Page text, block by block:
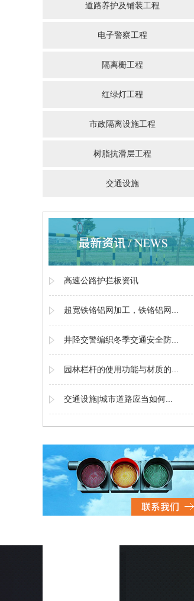
道路养护及铺装工程
电子警察工程
隔离栅工程
红绿灯工程
市政隔离设施工程
树脂抗滑层工程
交通设施
高速公路护拦板资讯
超宽铁铬铝网加工，铁铬铝网...
井陉交警编织冬季交通安全防...
园林栏杆的使用功能与材质的...
交通设施|城市道路应当如何...